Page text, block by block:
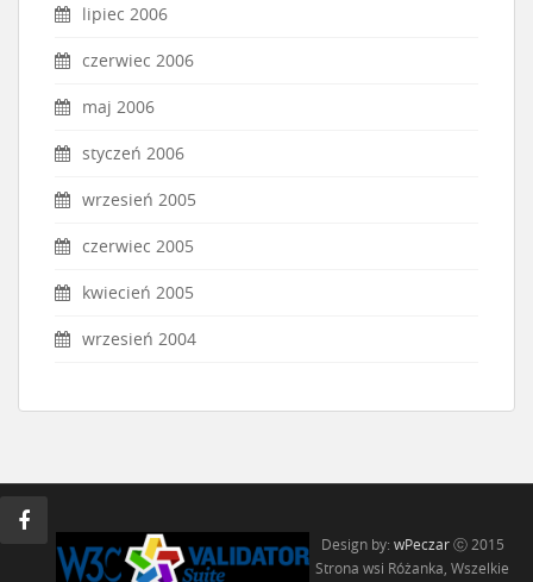
lipiec 2006
czerwiec 2006
maj 2006
styczeń 2006
wrzesień 2005
czerwiec 2005
kwiecień 2005
wrzesień 2004
Design by: wPeczar ⓒ 2015
Strona wsi Różanka, Wszelkie